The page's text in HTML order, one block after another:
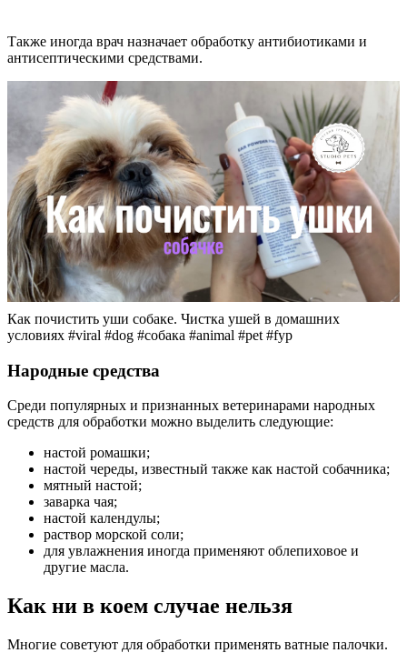
Также иногда врач назначает обработку антибиотиками и
антисептическими средствами.
Как почистить уши собаке. Чистка ушей в домашних
условиях #viral #dog #собака #animal #pet #fyp
Народные средства
Среди популярных и признанных ветеринарами народных
средств для обработки можно выделить следующие:
настой ромашки;
настой череды, известный также как настой собачника;
мятный настой;
заварка чая;
настой календулы;
раствор морской соли;
для увлажнения иногда применяют облепиховое и
другие масла.
Как ни в коем случае нельзя
Многие советуют для обработки применять ватные палочки.